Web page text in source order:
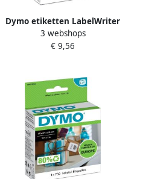
Dymo etiketten LabelWriter
ft 13 x 25 mm
verwijderbaar wit 1000
3 webshops
€ 9,56